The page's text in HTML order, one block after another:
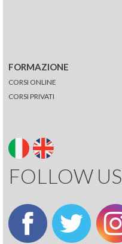
FORMAZIONE
CORSI ONLINE
CORSI PRIVATI
FOLLOW US